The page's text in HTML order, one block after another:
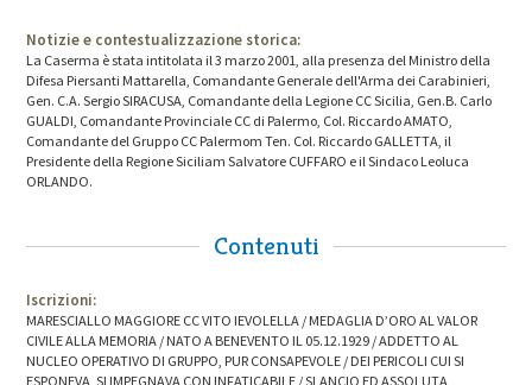
Notizie e contestualizzazione storica:
La Caserma è stata intitolata il 3 marzo 2001, alla presenza del Ministro della
Difesa Piersanti Mattarella, Comandante Generale dell'Arma dei Carabinieri,
Gen. C.A. Sergio SIRACUSA, Comandante della Legione CC Sicilia, Gen.B. Carlo
GUALDI, Comandante Provinciale CC di Palermo, Col. Riccardo AMATO,
Comandante del Gruppo CC Palermom Ten. Col. Riccardo GALLETTA, il
Presidente della Regione Siciliam Salvatore CUFFARO e il Sindaco Leoluca
ORLANDO.
Contenuti
Iscrizioni:
MARESCIALLO MAGGIORE CC VITO IEVOLELLA / MEDAGLIA D’ORO AL VALOR
CIVILE ALLA MEMORIA / NATO A BENEVENTO IL 05.12.1929 / ADDETTO AL
NUCLEO OPERATIVO DI GRUPPO, PUR CONSAPEVOLE / DEI PERICOLI CUI SI
ESPONEVA, SI IMPEGNAVA CON INFATICABILE / SLANCIO ED ASSOLUTA